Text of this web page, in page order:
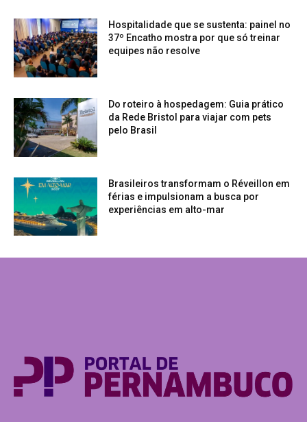
Hospitalidade que se sustenta: painel no
37º Encatho mostra por que só treinar
equipes não resolve
Do roteiro à hospedagem: Guia prático
da Rede Bristol para viajar com pets
pelo Brasil
Brasileiros transformam o Réveillon em
férias e impulsionam a busca por
experiências em alto-mar